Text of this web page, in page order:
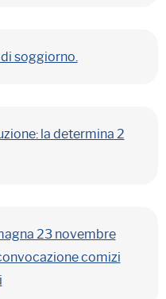
soggiorno.
la determina 2
23 novembre
comizi